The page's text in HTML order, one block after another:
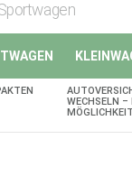
WECHSELN –